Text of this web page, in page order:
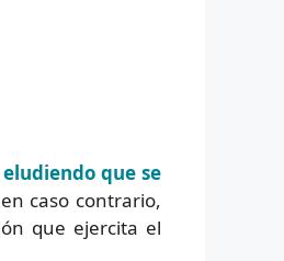
que se
caso contrario,
que ejercita el